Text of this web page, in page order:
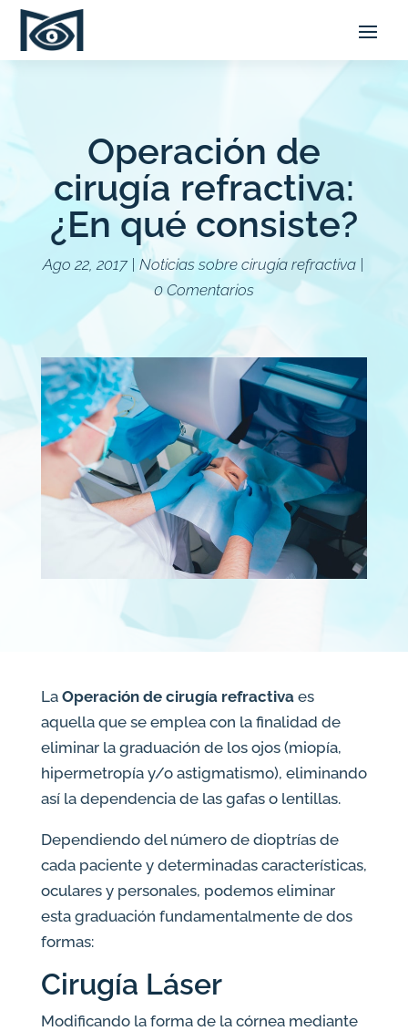
Operación de
cirugía refractiva:
¿En qué consiste?
Ago 22, 2017 |Noticias sobre cirugía refractiva |
0 Comentarios
La Operación de cirugía refractiva es
aquella que se emplea con la finalidad de
eliminar la graduación de los ojos (miopía,
hipermetropía y/o astigmatismo), eliminando
así la dependencia de las gafas o lentillas.
Dependiendo del número de dioptrías de
cada paciente y determinadas características,
oculares y personales, podemos eliminar
esta graduación fundamentalmente de dos
formas:
Cirugía Láser
Modificando la forma de la córnea mediante